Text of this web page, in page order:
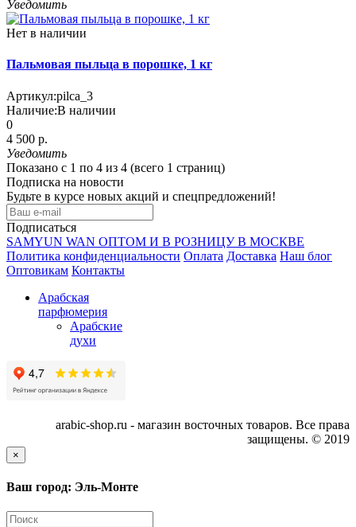
Уведомить
Нет в наличии
Пальмовая пыльца в порошке, 1 кг
Артикул:pilca_3
Наличие:В наличии
0
4 500 р.
Уведомить
Показано с 1 по 4 из 4 (всего 1 страниц)
Подписка на новости
Будьте в курсе новых акций и спецпредложений!
Подписаться
SAMYUN WAN ОПТОМ И В РОЗНИЦУ В МОСКВЕ
Политика конфиденциальности Оплата Доставка Наш блог
Оптовикам Контакты
Арабская
парфюмерия
Арабские
духи
arabic-shop.ru - магазин восточных товаров. Все права
защищены. © 2019
×
Ваш город: Эль-Монте